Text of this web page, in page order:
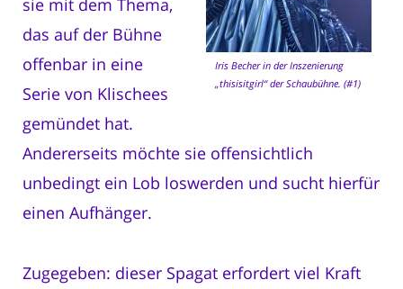
Iris Becher in der Inszenierung
„thisisitgirl“ der Schaubühne. (#1)
sie mit dem Thema,
das auf der Bühne
offenbar in eine
Serie von Klischees
gemündet hat.
Andererseits möchte sie offensichtlich
unbedingt ein Lob loswerden und sucht hierfür
einen Aufhänger.
Zugegeben: dieser Spagat erfordert viel Kraft